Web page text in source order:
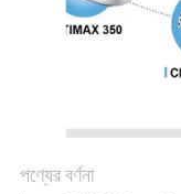
পণ্যের বর্ণনা